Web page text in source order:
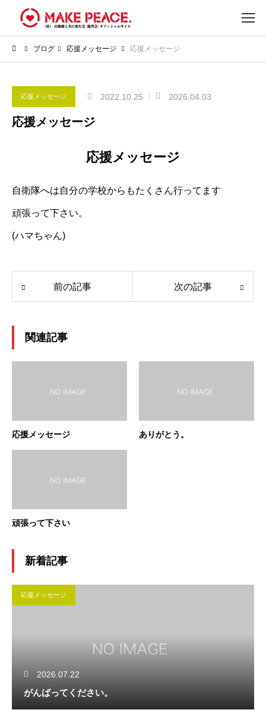
ブログ 応援メッセージ 応援メッセージ
応援メッセージ 2022.10.25 2026.04.03
応援メッセージ
応援メッセージ
自衛隊へは自分の学校からもたくさん行ってます
頑張って下さい。
(ハマちゃん)
前の記事 次の記事
関連記事
応援メッセージ ありがとう。
頑張って下さい
新着記事
応援メッセージ
2026.07.22
がんばってください。